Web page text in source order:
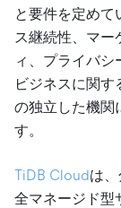
と要件を定めて
ス継続性、マー
ィ、プライバシ
ビジネスに関
の独立した機関
す。
TiDB Cloudは
全マネージド型